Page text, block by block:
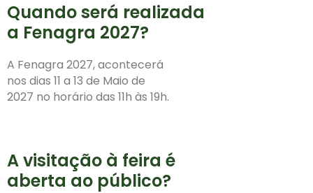
Quando será realizada
a Fenagra 2027?
A Fenagra 2027, acontecerá
nos dias 11 a 13 de Maio de
2027 no horário das 11h às 19h.
A visitação à feira é
aberta ao público?